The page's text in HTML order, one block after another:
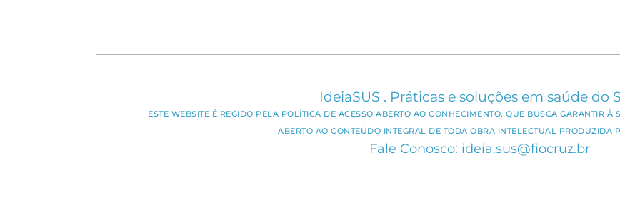
IdeiaSUS . Práticas e soluções em saúde do
ESTE WEBSITE É REGIDO PELA POLÍTICA DE ACESSO ABERTO AO CONHECIMENTO, QUE BUSCA GARANTIR À
ABERTO AO CONTEÚDO INTEGRAL DE TODA OBRA INTELECTUAL PRODUZIDA
Fale Conosco: ideia.sus@fiocruz.br